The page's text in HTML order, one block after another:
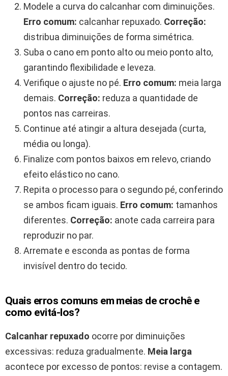
Modele a curva do calcanhar com diminuições.
Erro comum: calcanhar repuxado. Correção:
distribua diminuições de forma simétrica.
Suba o cano em ponto alto ou meio ponto alto,
garantindo flexibilidade e leveza.
Verifique o ajuste no pé. Erro comum: meia larga
demais. Correção: reduza a quantidade de
pontos nas carreiras.
Continue até atingir a altura desejada (curta,
média ou longa).
Finalize com pontos baixos em relevo, criando
efeito elástico no cano.
Repita o processo para o segundo pé, conferindo
se ambos ficam iguais. Erro comum: tamanhos
diferentes. Correção: anote cada carreira para
reproduzir no par.
Arremate e esconda as pontas de forma
invisível dentro do tecido.
Quais erros comuns em meias de crochê e
como evitá-los?
Calcanhar repuxado ocorre por diminuições
excessivas: reduza gradualmente. Meia larga
acontece por excesso de pontos: revise a contagem.